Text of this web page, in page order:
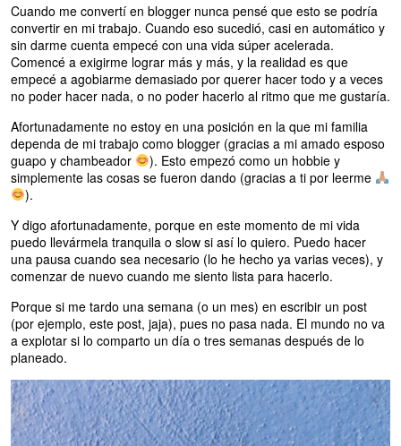
Cuando me convertí en blogger nunca pensé que esto se podría
convertir en mi trabajo. Cuando eso sucedió, casi en automático y
sin darme cuenta empecé con una vida súper acelerada.
Comencé a exigirme lograr más y más, y la realidad es que
empecé a agobiarme demasiado por querer hacer todo y a veces
no poder hacer nada, o no poder hacerlo al ritmo que me gustaría.
Afortunadamente no estoy en una posición en la que mi familia
dependa de mi trabajo como blogger (gracias a mi amado esposo
guapo y chambeador
). Esto empezó como un hobbie y
simplemente las cosas se fueron dando (gracias a ti por leerme
).
Y digo afortunadamente, porque en este momento de mi vida
puedo llevármela tranquila o slow si así lo quiero. Puedo hacer
una pausa cuando sea necesario (lo he hecho ya varias veces), y
comenzar de nuevo cuando me siento lista para hacerlo.
Porque si me tardo una semana (o un mes) en escribir un post
(por ejemplo, este post, jaja), pues no pasa nada. El mundo no va
a explotar si lo comparto un día o tres semanas después de lo
planeado.